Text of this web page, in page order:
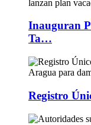
Inauguran
Ta…
Registro